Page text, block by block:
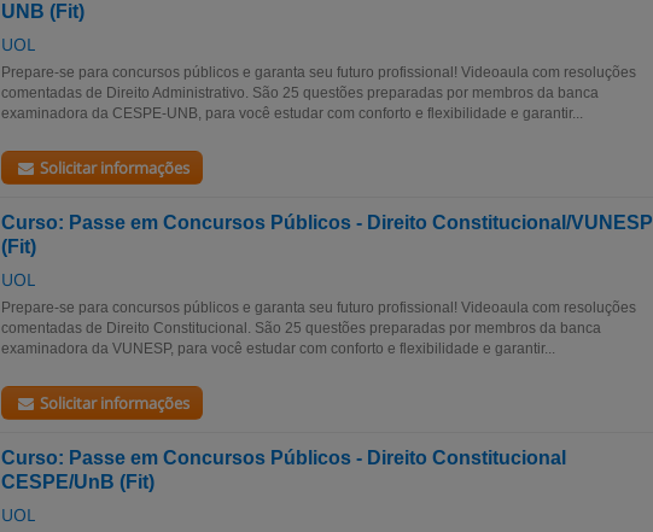
UNB (Fit)
UOL
Prepare-se para concursos públicos e garanta seu futuro profissional! Videoaula com resoluções
comentadas de Direito Administrativo. São 25 questões preparadas por membros da banca
examinadora da CESPE-UNB, para você estudar com conforto e flexibilidade e garantir...
Solicitar informações
Curso: Passe em Concursos Públicos - Direito Constitucional/VUNESP
(Fit)
UOL
Prepare-se para concursos públicos e garanta seu futuro profissional! Videoaula com resoluções
comentadas de Direito Constitucional. São 25 questões preparadas por membros da banca
examinadora da VUNESP, para você estudar com conforto e flexibilidade e garantir...
Solicitar informações
Curso: Passe em Concursos Públicos - Direito Constitucional
CESPE/UnB (Fit)
UOL